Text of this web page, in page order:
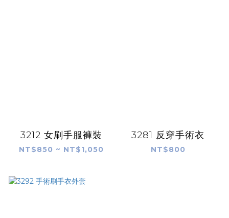
3212 女刷手服褲裝
NT$850 ~ NT$1,050
3281 反穿手術衣
NT$800